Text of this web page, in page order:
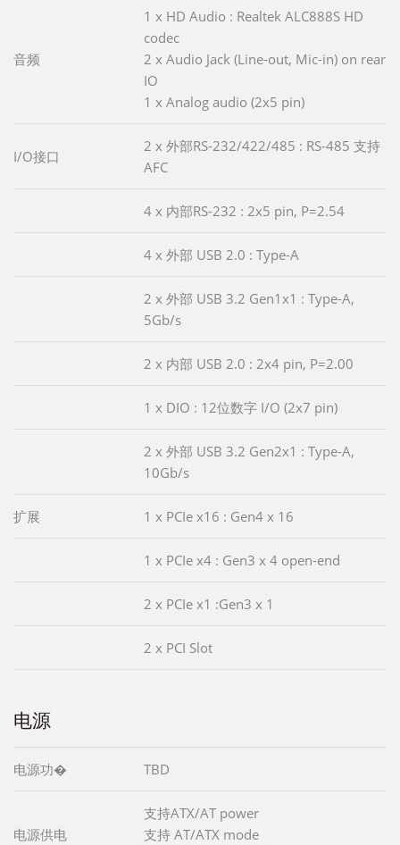
音频
1 x HD Audio : Realtek ALC888S HD
codec
2 x Audio Jack (Line-out, Mic-in) on rear
IO
1 x Analog audio (2x5 pin)
I/O接口
2 x 外部RS-232/422/485 : RS-485 支持
AFC
4 x 内部RS-232 : 2x5 pin, P=2.54
4 x 外部 USB 2.0 : Type-A
2 x 外部 USB 3.2 Gen1x1 : Type-A,
5Gb/s
2 x 内部 USB 2.0 : 2x4 pin, P=2.00
1 x DIO : 12位数字 I/O (2x7 pin)
2 x 外部 USB 3.2 Gen2x1 : Type-A,
10Gb/s
扩展 1 x PCIe x16 : Gen4 x 16
1 x PCIe x4 : Gen3 x 4 open-end
2 x PCIe x1 :Gen3 x 1
2 x PCI Slot
电源
电源功� TBD
电源供电
支持ATX/AT power
支持 AT/ATX mode